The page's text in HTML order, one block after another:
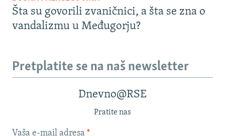
Šta su govorili zvaničnici, a šta se zna o
vandalizmu u Međugorju?
Pretplatite se na naš newsletter
Dnevno@RSE
Pratite nas
Vaša e-mail adresa *